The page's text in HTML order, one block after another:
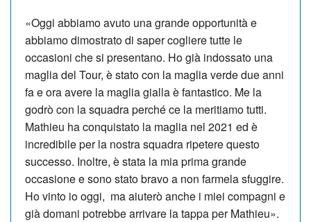
«Oggi abbiamo avuto una grande opportunità e
abbiamo dimostrato di saper cogliere tutte le
occasioni che si presentano. Ho già indossato una
maglia del Tour, è stato con la maglia verde due anni
fa e ora avere la maglia gialla è fantastico. Me la
godrò con la squadra perché ce la meritiamo tutti.
Mathieu ha conquistato la maglia nel 2021 ed è
incredibile per la nostra squadra ripetere questo
successo. Inoltre, è stata la mia prima grande
occasione e sono stato bravo a non farmela sfuggire.
Ho vinto io oggi, ma aiuterò anche i miei compagni e
già domani potrebbe arrivare la tappa per Mathieu».